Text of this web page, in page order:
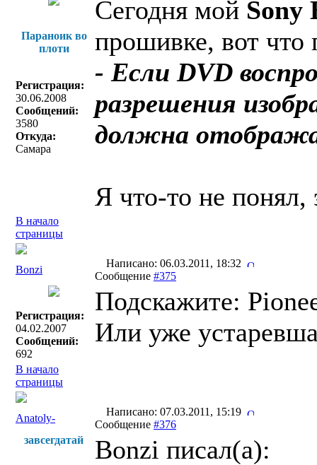
Параноик во
плоти
Регистрация:
30.06.2008
Сообщений:
3580
Откуда:
Самара
Сегодня мой Sony
прошивке, вот что
- Если DVD
разрешения
должна
Я что-то не понял,
В начало
страницы
Bonzi
Написано: 06.03.2011, 18:32
Сообщение #375
Регистрация:
04.02.2007
Сообщений:
692
Подскажите:
Или уже
В начало
страницы
Anatoly-
Написано: 07.03.2011, 15:19
Сообщение #376
завсегдатай
Bonzi писал(a):